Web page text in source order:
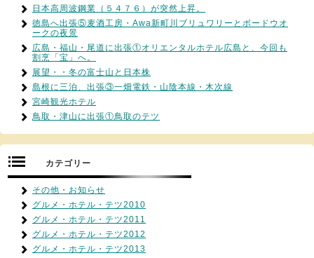
日本高周波鋼業（５４７６）が突然上昇。
徳島へ出張⑤麦酒工房・Awa新町川ブリュワリーとボードウオ
ークの夜景
広島・福山・尾道に出張①オリエンタルホテル広島と、今回も
割烹「宝」へ。
展望・・冬の富士山と日本株
島根に三泊、出張③一畑電鉄・山陰本線・木次線
宮崎観光ホテル
鳥取・津山に出張①鳥取のテツ
カテゴリー
その他・お知らせ
グルメ・ホテル・テツ2010
グルメ・ホテル・テツ2011
グルメ・ホテル・テツ2012
グルメ・ホテル・テツ2013